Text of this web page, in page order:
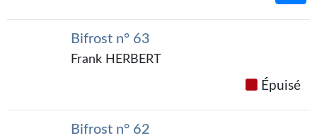
Bifrost n° 63
Frank HERBERT
Épuisé
Bifrost n° 62